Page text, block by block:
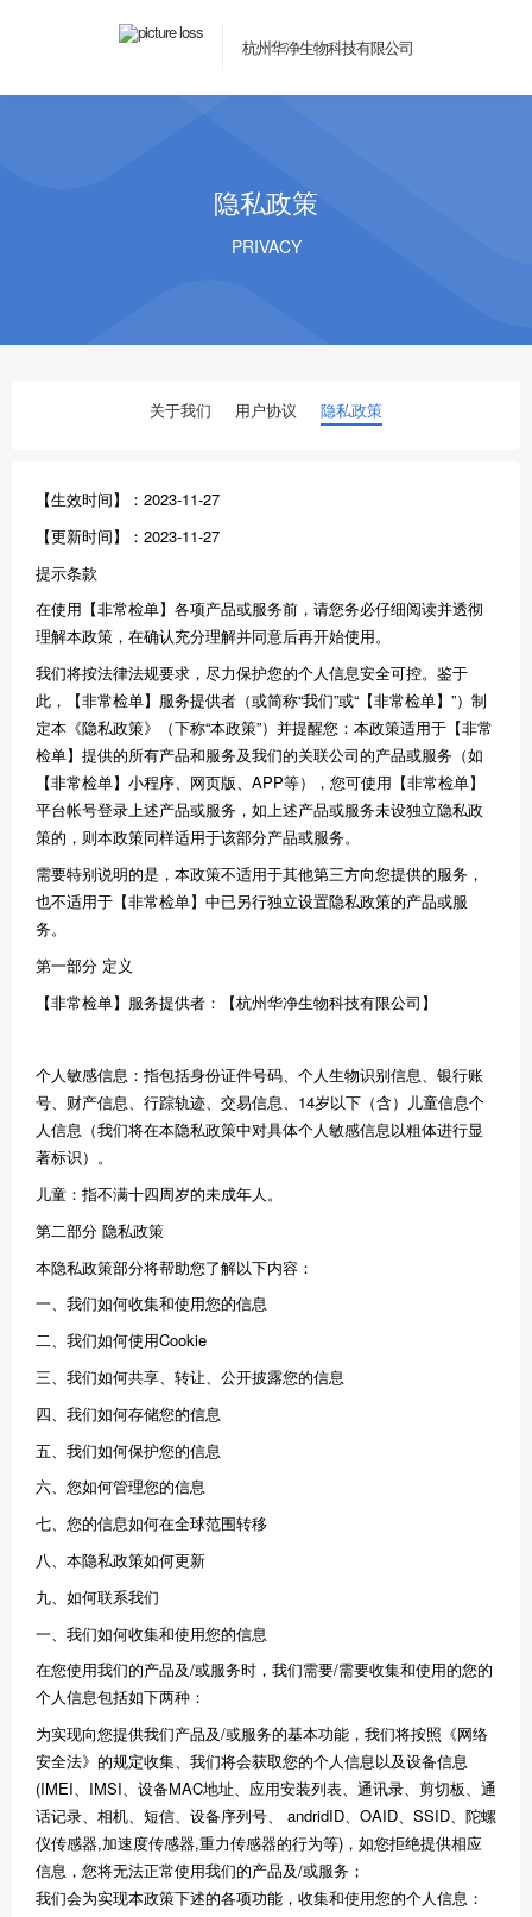
杭州华净生物科技有限公司
隐私政策
PRIVACY
关于我们 用户协议 隐私政策
【生效时间】：2023-11-27
【更新时间】：2023-11-27
提示条款
在使用 【非常检单】 各项产品或服务前，请您务必仔细阅读并透彻
理解本政策，在确认充分理解并同意后再开始使用。
我们将按法律法规要求，尽力保护您的个人信息安全可控。鉴于
此，【非常检单】服务提供者（或简称“我们”或“【非常检单】”）制
定本《隐私政策》（下称“本政策”）并提醒您：本政策适用于【非常
检单】提供的所有产品和服务及我们的关联公司的产品或服务（如
【非常检单】小程序、网页版、APP等），您可使用【非常检单】
平台帐号登录上述产品或服务，如上述产品或服务未设独立隐私政
策的，则本政策同样适用于该部分产品或服务。
需要特别说明的是，本政策不适用于其他第三方向您提供的服务，
也不适用于【非常检单】中已另行独立设置隐私政策的产品或服
务。
第一部分 定义
【非常检单】 服务提供者： 【杭州华净生物科技有限公司】
个人敏感信息： 指包括身份证件号码、个人生物识别信息、银行账
号、财产信息、行踪轨迹、交易信息、14岁以下（含）儿童信息个
人信息（我们将在本隐私政策中对具体个人敏感信息以粗体进行显
著标识）。
儿童：指不满十四周岁的未成年人。
第二部分 隐私政策
本隐私政策部分将帮助您了解以下内容：
一、我们如何收集和使用您的信息
二、我们如何使用Cookie
三、我们如何共享、转让、公开披露您的信息
四、我们如何存储您的信息
五、我们如何保护您的信息
六、您如何管理您的信息
七、您的信息如何在全球范围转移
八、本隐私政策如何更新
九、如何联系我们
一、我们如何收集和使用您的信息
在您使用我们的产品及/或服务时，我们需要/需要收集和使用的您的
个人信息包括如下两种：
为实现向您提供我们产品及/或服务的基本功能，我们将按照《网络
安全法》的规定收集、我们将会获取您的个人信息以及设备信息
(IMEI、IMSI、设备MAC地址、应用安装列表、通讯录、剪切板、通
话记录、相机、短信、设备序列号、 andridID、 OAID、SSID、 陀螺
仪传感器,加速度传感器,重力传感器的行为等) ， 如您拒绝提供相应
信息，您将无法正常使用我们的产品及/或服务；
我们会为实现本政策下述的各项功能，收集和使用您的个人信息：